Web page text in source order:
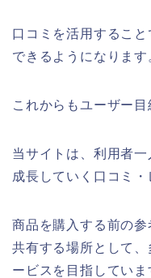
口コミを活用するこ
できるようになります
これからもユーザー
当サイトは、利用者
成長していく口コミ・
商品を購入する前の
共有する場所として
ービスを目指していま